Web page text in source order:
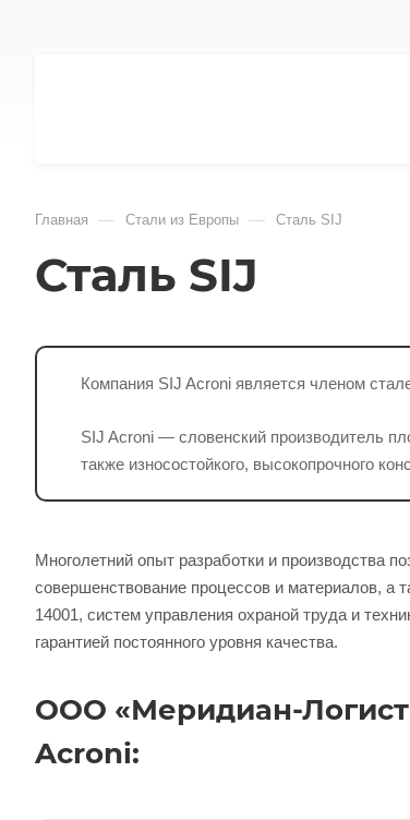
Главная — Стали из Европы — Сталь SIJ
Сталь SIJ
Компания SIJ Acroni является членом
SIJ Acroni — словенский производитель
также износостойкого, высокопрочного
Многолетний опыт разработки и производства
совершенствование процессов и материалов, а
14001, систем управления охраной труда и
гарантией постоянного уровня качества.
ООО «Меридиан-
Acroni: